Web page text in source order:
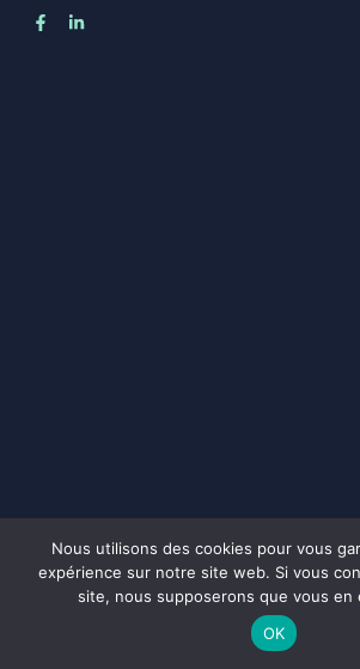
Facebook-
f
in
Nous utilisons des cookies pour vous
expérience sur notre site web. Si vous
site, nous supposerons que vous en
OK